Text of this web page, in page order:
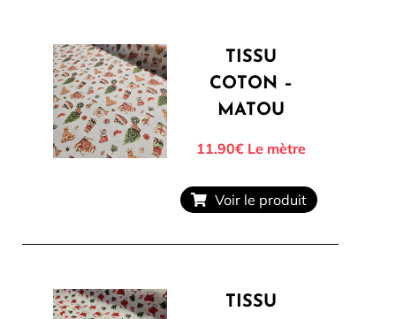
TISSU
COTON –
MATOU
11.90€Le mètre
Voir le produit
TISSU